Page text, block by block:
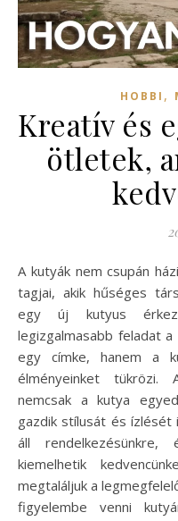
HOBBI ,
Kreatív és
ötletek,
A kutyák nem csupán háziállatok; ők a családunk szeretett
tagjai, akik hűséges
egy új kutyus
legizgalmasabb feladat
egy címke, hanem a
élményeinket tükrözi.
nemcsak a kutya
gazdik stílusát és ízlését
áll
kiemelhetik
megtaláljuk a
figyelembe venni